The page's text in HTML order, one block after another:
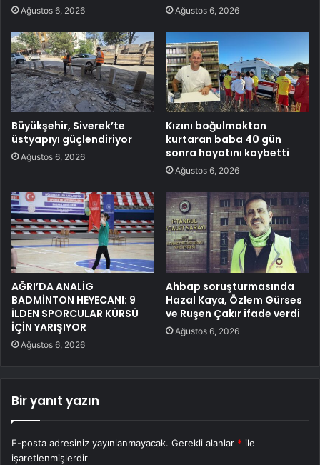
Ağustos 6, 2026 Ağustos 6, 2026
Büyükşehir, Siverek’te
üstyapıyı güçlendiriyor
Ağustos 6, 2026
Kızını boğulmaktan
kurtaran baba 40 gün
sonra hayatını kaybetti
Ağustos 6, 2026
AĞRI’DA ANALİG
BADMİNTON HEYECANI: 9
İLDEN SPORCULAR KÜRSÜ
İÇİN YARIŞIYOR
Ağustos 6, 2026
Ahbap soruşturmasında
Hazal Kaya, Özlem Gürses
ve Ruşen Çakır ifade verdi
Ağustos 6, 2026
Bir yanıt yazın
E-posta adresiniz yayınlanmayacak. Gerekli alanlar * ile
işaretlenmişlerdir